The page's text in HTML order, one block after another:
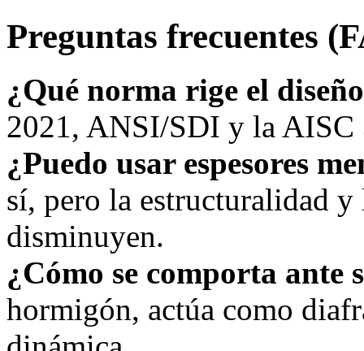
Preguntas frecuentes
¿Qué norma rige el
2021, ANSI/SDI y la AISC
¿Puedo usar espesores
sí, pero la estructuralidad
disminuyen.
¿Cómo se comporta ante
hormigón, actúa como